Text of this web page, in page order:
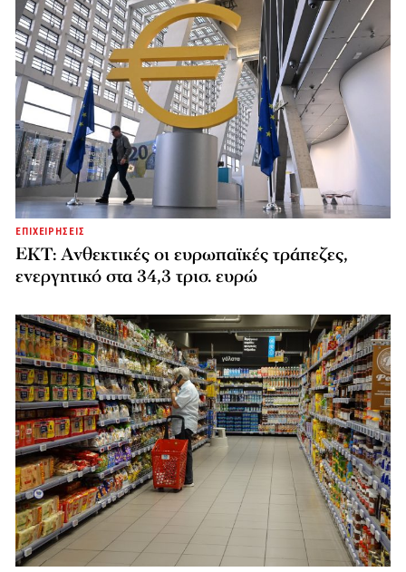
ΕΠΙΧΕΙΡΗΣΕΙΣ
ΕΚΤ: Ανθεκτικές οι ευρωπαϊκές τράπεζες,
ενεργητικό στα 34,3 τρισ. ευρώ